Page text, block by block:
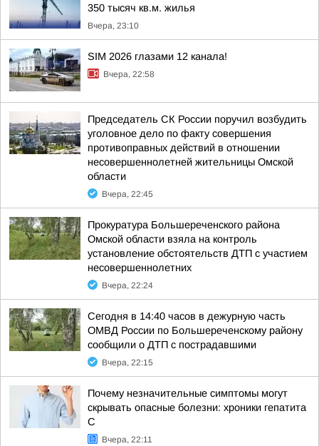
350 тысяч кв.м. жилья
Вчера, 23:10
SIM 2026 глазами 12 канала!
Вчера, 22:58
Председатель СК России поручил возбудить
уголовное дело по факту совершения
противоправных действий в отношении
несовершеннолетней жительницы Омской
области
Вчера, 22:45
Прокуратура Большереченского района
Омской области взяла на контроль
установление обстоятельств ДТП с участием
несовершеннолетних
Вчера, 22:24
Сегодня в 14:40 часов в дежурную часть
ОМВД России по Большереченскому району
сообщили о ДТП с пострадавшими
Вчера, 22:15
Почему незначительные симптомы могут
скрывать опасные болезни: хроники гепатита
С
Вчера, 22:11